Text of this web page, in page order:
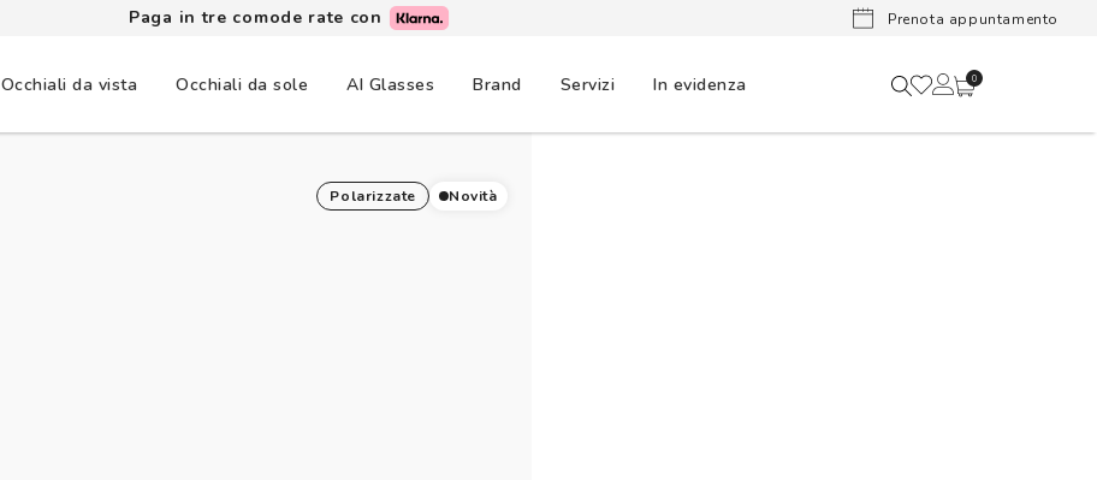
Lenti a contatto: 3+1 gratis, consegna in un giorno Ora
Prenota appuntamento
Occhiali da vista Occhiali da sole AI Glasses Brand Servizi In evidenza 0
Polarizzate Novità